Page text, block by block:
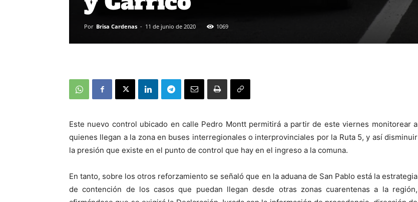
Por Brisa Cardenas - 11 de junio de 2020 1069
Este nuevo control ubicado en calle Pedro Montt permitirá a partir de este viernes monitorear a
quienes llegan a la zona en buses interregionales o interprovinciales por la Ruta 5, y así disminuir
la presión que existe en el punto de control que hay en el ingreso a la comuna.
En tanto, sobre los otros reforzamiento se señaló que en la aduana de San Pablo está la estrategia
de contención de los casos que puedan llegan desde otras zonas cuarentenas a la región,